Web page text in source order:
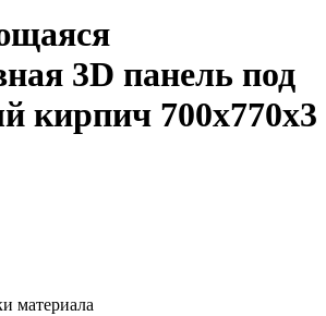
3D панель под
кирпич 700x770x3
материала